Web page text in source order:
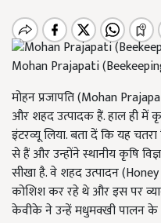
Mohan Prajapati
मोहन प्रजापति (Mohan
और शहद उत्पादक हैं. हाल ही में
इंटरव्यू लिया. बता दें कि यह
से हैं और उन्होंने स्थानीय कृषि
सीखा है. वे शहद उत्पादन
कोशिश कर रहे थे और इस पर
केवीके ने उन्हें मधुमक्खी पालन के